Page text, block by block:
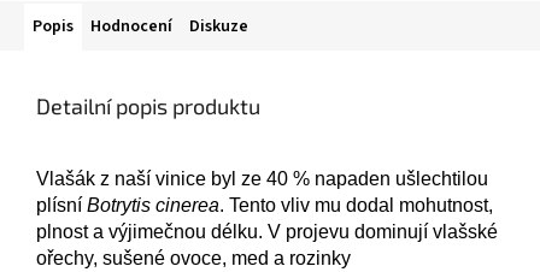
Popis Hodnocení Diskuze
Detailní popis produktu
Vlašák z naší vinice byl ze 40 % napaden ušlechtilou
plísní Botrytis cinerea. Tento vliv mu dodal mohutnost,
plnost a výjimečnou délku. V projevu dominují vlašské
ořechy, sušené ovoce, med a rozinky